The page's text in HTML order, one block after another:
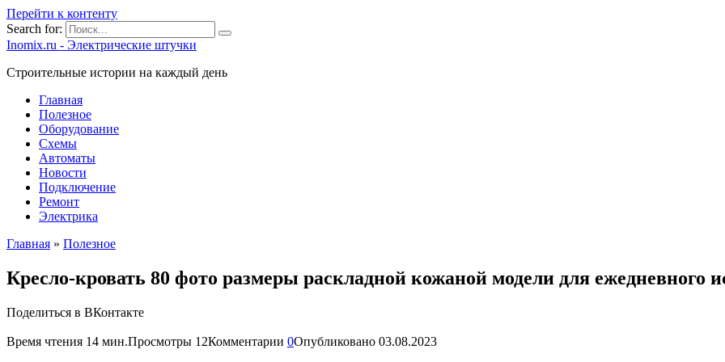
Перейти к контенту
Search for:
Inomix.ru - Электрические штучки
Cтроительные истории на каждый день
Главная
Полезное
Оборудование
Схемы
Автоматы
Новости
Подключение
Ремонт
Электрика
Главная » Полезное
Кресло-кровать 80 фото размеры раскладной кожаной модели для ежедневного
Поделиться в ВКонтакте
Время чтения 14 мин.Просмотры 12Комментарии 0Опубликовано 03.08.2023